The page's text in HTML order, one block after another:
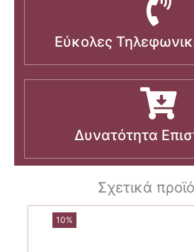
Εύκολες
Δυνατότητα
Σχετικά
10%